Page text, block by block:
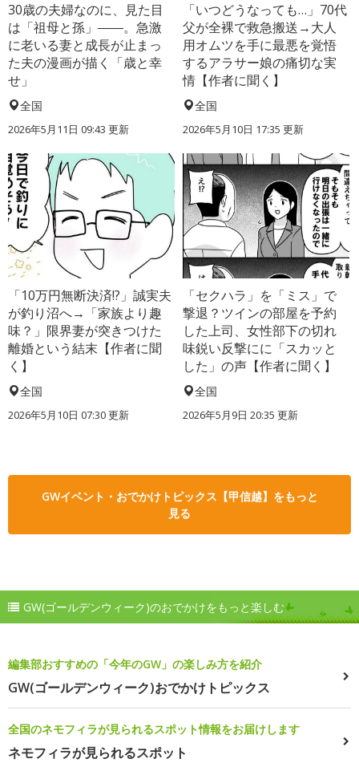
30歳の夫婦なのに、見た目
は「祖母と孫」――。急激
に老いる妻と成長が止まっ
た夫の漫画が描く「歳と幸
せ」
全国
2026年5月11日 09:43 更新
「いつどうなっても…」70代
父が全裸で救急搬送→大人
用オムツを手に最悪を覚悟
するアラサー娘の痛切な実
情【作者に聞く】
全国
2026年5月10日 17:35 更新
「10万円無断決済!?」誠実夫
が釣り沼へ→「家族より趣
味？」限界妻が突きつけた
離婚という結末【作者に聞
く】
全国
2026年5月10日 07:30 更新
「セクハラ」を「ミス」で
撃退？ツインの部屋を予約
した上司、女性部下の切れ
味鋭い反撃にに「スカッと
した」の声【作者に聞く】
全国
2026年5月9日 20:35 更新
GWイベント・おでかけトピックス【甲信越】をもっと
見る
GW(ゴールデンウィーク)のおでかけをもっと楽しむ
編集部おすすめの「今年のGW」の楽しみ方を紹介
GW(ゴールデンウィーク)おでかけトピックス
全国のネモフィラが見られるスポット情報をお届けします
ネモフィラが見られるスポット